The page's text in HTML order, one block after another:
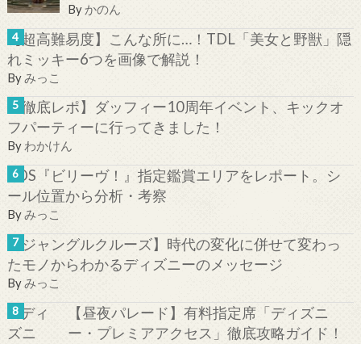
By かのん
【超高難易度】こんな所に…！TDL「美女と野獣」隠
れミッキー6つを画像で解説！
By みっこ
【徹底レポ】ダッフィー10周年イベント、キックオ
フパーティーに行ってきました！
By わかけん
TDS『ビリーヴ！』指定鑑賞エリアをレポート。シ
ール位置から分析・考察
Byみっこ
【ジャングルクルーズ】時代の変化に併せて変わっ
たモノからわかるディズニーのメッセージ
Byみっこ
【昼夜パレード】有料指定席「ディズニ
ー・プレミアアクセス」徹底攻略ガイド！